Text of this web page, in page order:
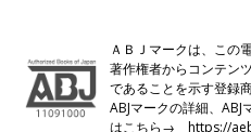
ＡＢＪマークは、この
著作権者からコンテン
であることを示す登録
ABJマークの詳細、
はこちら→https://